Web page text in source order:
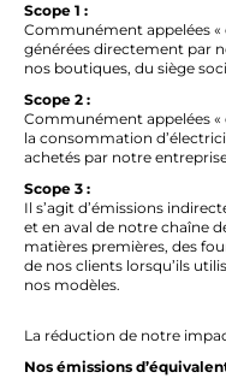
Scope 1 :
Communément appelées «
générées directement par
nos boutiques, du siège
Scope 2 :
Communément appelées «
la consommation
achetés par notre
Scope 3 :
Il s’agit d’émissions
et en aval de notre chaîne
matières premières, des
de nos clients lorsqu’ils
nos modèles.
La réduction de notre
Nos émissions